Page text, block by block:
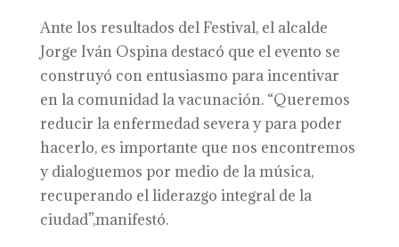
Ante los resultados del Festival, el alcalde
Jorge Iván Ospina destacó que el evento se
construyó con entusiasmo para incentivar
en la comunidad la vacunación. “Queremos
reducir la enfermedad severa y para poder
hacerlo, es importante que nos encontremos
y dialoguemos por medio de la música,
recuperando el liderazgo integral de la
ciudad”,manifestó.